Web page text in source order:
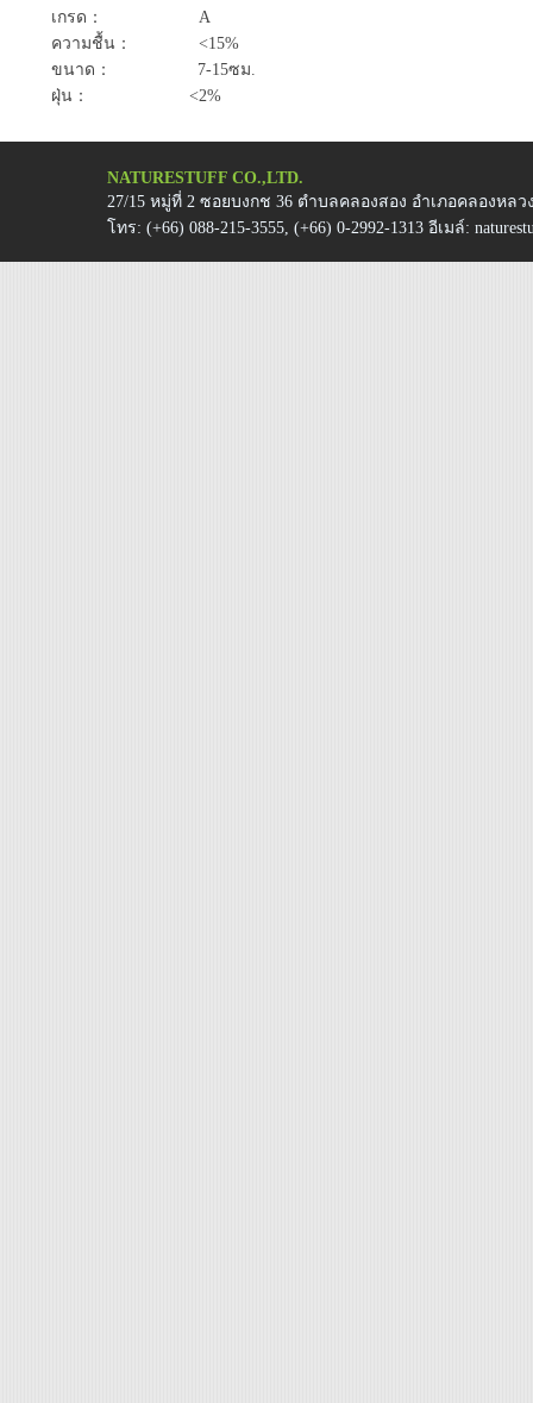
เกรด： A
ความชื้น： <15%
ขนาด： 7-15ซม.
ฝุ่น： <2%
NATURESTUFF CO.,LTD.
27/15 หมู่ที่ 2 ซอยบงกช 36 ตำบลคลองสอง อำเภอคลองหลว
โทร: (+66) 088-215-3555, (+66) 0-2992-1313 อีเมล์: